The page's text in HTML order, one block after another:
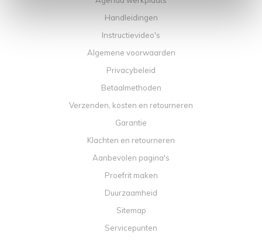
Handleidingen
Instructievideo's
Algemene voorwaarden
Privacybeleid
Betaalmethoden
Verzenden, kosten en retourneren
Garantie
Klachten en retourneren
Aanbevolen pagina's
Proefrit maken
Duurzaamheid
Sitemap
Servicepunten